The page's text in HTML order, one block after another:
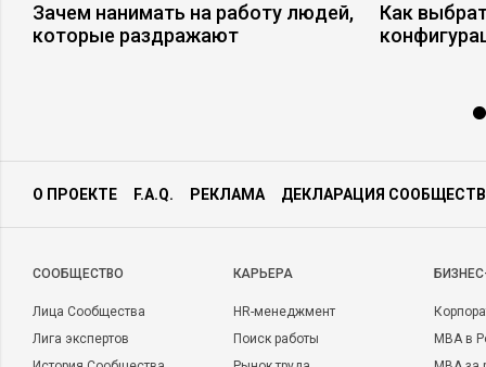
Зачем нанимать на работу людей,
которые раздражают
Как
О ПРОЕКТЕ F.A.Q. РЕКЛАМА ДЕКЛАРАЦИЯ
CООБЩЕСТВО
Лица Сообщества
Лига экспертов
КАРЬЕРА
HR-менеджмент
Поиск работы
MBA в